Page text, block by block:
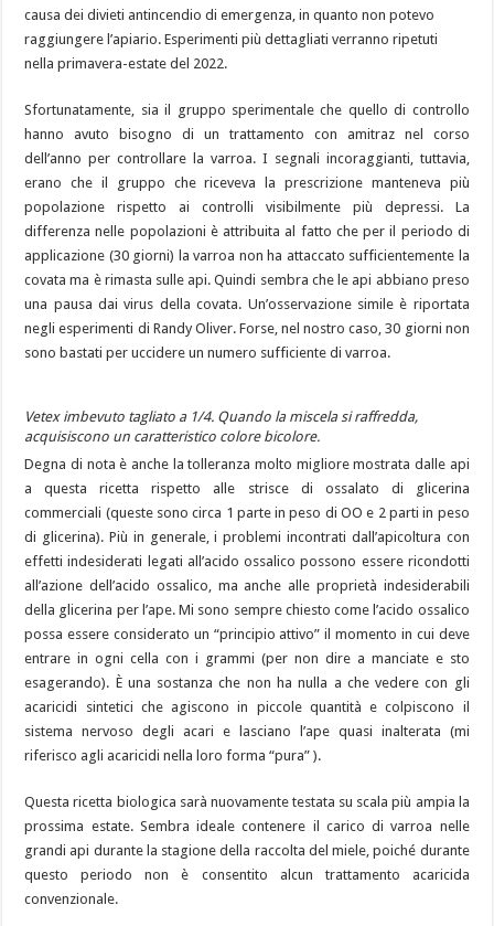
causa dei divieti antincendio di emergenza, in quanto non potevo
raggiungere l’apiario. Esperimenti più dettagliati verranno ripetuti
nella primavera-estate del 2022.
Sfortunatamente, sia il gruppo sperimentale che quello di controllo
hanno avuto bisogno di un trattamento con amitraz nel corso
dell’anno per controllare la varroa. I segnali incoraggianti, tuttavia,
erano che il gruppo che riceveva la prescrizione manteneva più
popolazione rispetto ai controlli visibilmente più depressi. La
differenza nelle popolazioni è attribuita al fatto che per il periodo di
applicazione (30 giorni) la varroa non ha attaccato sufficientemente la
covata ma è rimasta sulle api. Quindi sembra che le api abbiano preso
una pausa dai virus della covata. Un’osservazione simile è riportata
negli esperimenti di Randy Oliver. Forse, nel nostro caso, 30 giorni non
sono bastati per uccidere un numero sufficiente di varroa.
Vetex imbevuto tagliato a 1/4. Quando la miscela si raffredda,
acquisiscono un caratteristico colore bicolore.
Degna di nota è anche la tolleranza molto migliore mostrata dalle api
a questa ricetta rispetto alle strisce di ossalato di glicerina
commerciali (queste sono circa 1 parte in peso di OO e 2 parti in peso
di glicerina). Più in generale, i problemi incontrati dall’apicoltura con
effetti indesiderati legati all’acido ossalico possono essere ricondotti
all’azione dell’acido ossalico, ma anche alle proprietà indesiderabili
della glicerina per l’ape. Mi sono sempre chiesto come l’acido ossalico
possa essere considerato un “principio attivo” il momento in cui deve
entrare in ogni cella con i grammi (per non dire a manciate e sto
esagerando). È una sostanza che non ha nulla a che vedere con gli
acaricidi sintetici che agiscono in piccole quantità e colpiscono il
sistema nervoso degli acari e lasciano l’ape quasi inalterata (mi
riferisco agli acaricidi nella loro forma “pura” ).
Questa ricetta biologica sarà nuovamente testata su scala più ampia la
prossima estate. Sembra ideale contenere il carico di varroa nelle
grandi api durante la stagione della raccolta del miele, poiché durante
questo periodo non è consentito alcun trattamento acaricida
convenzionale.